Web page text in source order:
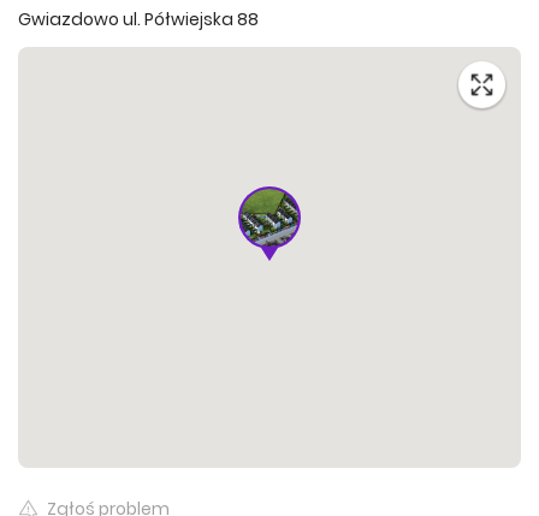
Gwiazdowo ul. Półwiejska 88
Zgłoś problem